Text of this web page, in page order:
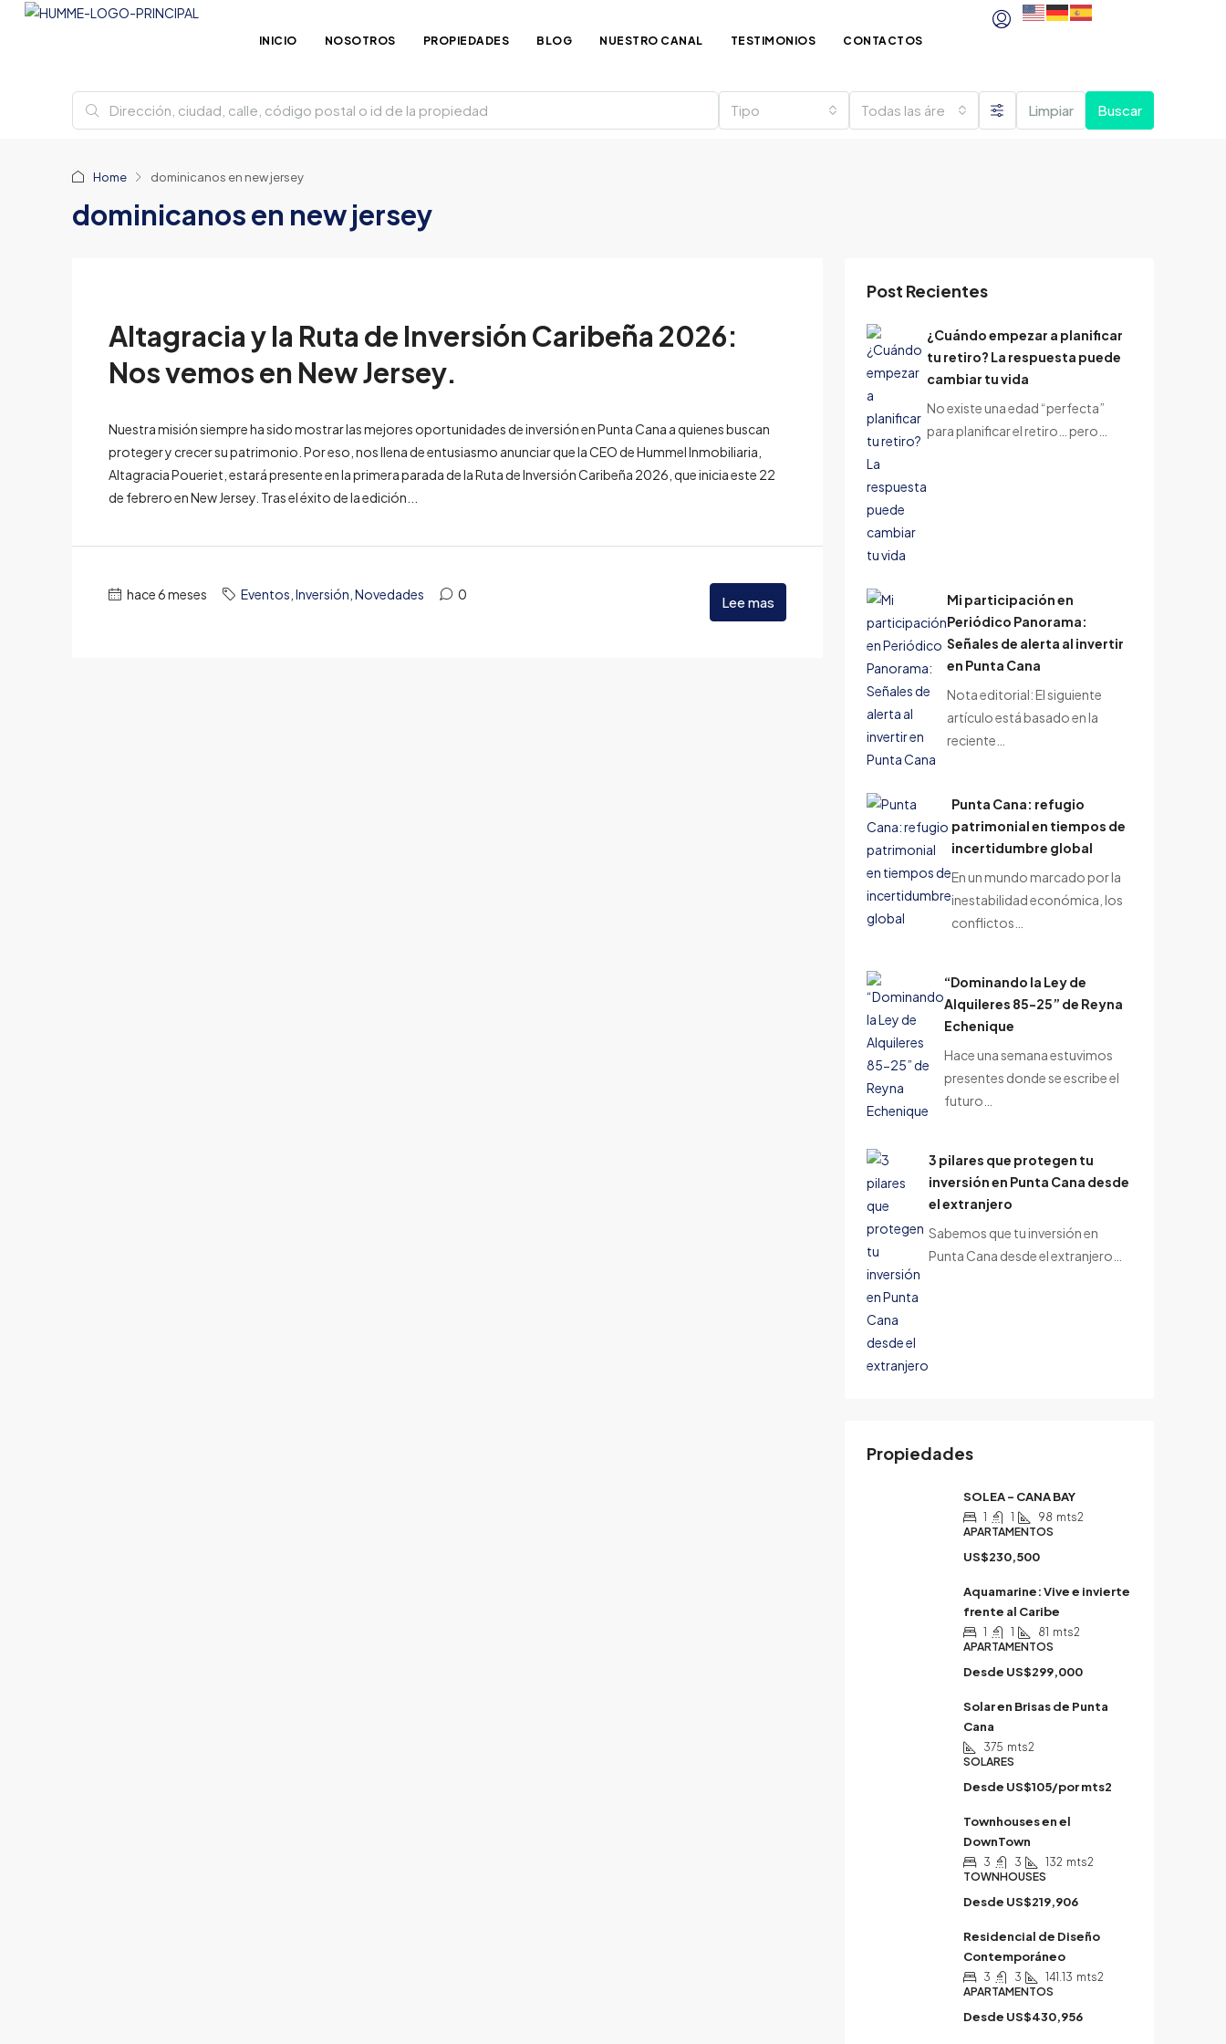
INICIO NOSOTROS PROPIEDADES BLOG NUESTRO CANAL TESTIMONIOS CONTACTOS
Tipo Todas las áreas Limpiar Buscar
Home dominicanos en new jersey
dominicanos en new jersey
Altagracia y la Ruta de Inversión Caribeña 2026:
Nos vemos en New Jersey.
Nuestra misión siempre ha sido mostrar las mejores oportunidades de inversión en Punta Cana a quienes buscan
proteger y crecer su patrimonio. Por eso, nos llena de entusiasmo anunciar que la CEO de Hummel Inmobiliaria,
Altagracia Poueriet, estará presente en la primera parada de la Ruta de Inversión Caribeña 2026, que inicia este 22
de febrero en New Jersey. Tras el éxito de la edición...
hace 6 meses Eventos Inversión Novedades 0 Lee mas
Post Recientes
¿Cuándo empezar a planificar
tu retiro? La respuesta puede
cambiar tu vida
No existe una edad “perfecta”
para planificar el retiro… pero…
Mi participación en
Periódico Panorama:
Señales de alerta al invertir
en Punta Cana
Nota editorial: El siguiente
artículo está basado en la
reciente…
Punta Cana: refugio
patrimonial en tiempos de
incertidumbre global
En un mundo marcado por la
inestabilidad económica, los
conflictos…
“Dominando la Ley de
Alquileres 85-25” de Reyna
Echenique
Hace una semana estuvimos
presentes donde se escribe el
futuro…
3 pilares que protegen tu
inversión en Punta Cana desde
el extranjero
Sabemos que tu inversión en
Punta Cana desde el extranjero…
Propiedades
SOLEA – CANA BAY
1 1 98 mts2
APARTAMENTOS
US$230,500
Aquamarine: Vive e invierte
frente al Caribe
1 1 81 mts2
APARTAMENTOS
Desde US$299,000
Solar en Brisas de Punta
Cana
375 mts2
SOLARES
Desde US$105/por mts2
Townhouses en el
DownTown
3 3 132 mts2
TOWNHOUSES
Desde US$219,906
Residencial de Diseño
Contemporáneo
3 3 141.13 mts2
APARTAMENTOS
Desde US$430,956